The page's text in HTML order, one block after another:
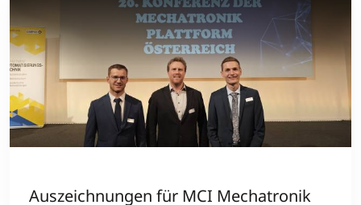
Auszeichnungen für MCI Mechatronik